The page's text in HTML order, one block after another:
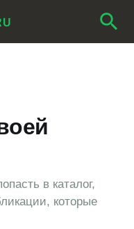
search
в каталог,
которые